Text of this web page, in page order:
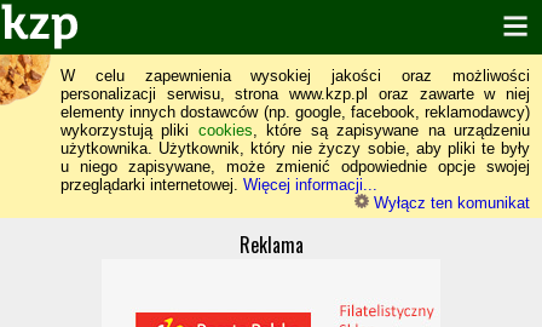
W celu zapewnienia wysokiej jakości oraz możliwości
personalizacji serwisu, strona www.kzp.pl oraz zawarte w niej
elementy innych dostawców (np. google, facebook, reklamodawcy)
wykorzystują pliki cookies, które są zapisywane na urządzeniu
użytkownika. Użytkownik, który nie życzy sobie, aby pliki te były
u niego zapisywane, może zmienić odpowiednie opcje swojej
przeglądarki internetowej. Więcej informacji...
Wyłącz ten komunikat
Reklama